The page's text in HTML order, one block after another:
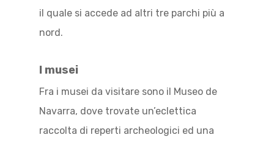
il quale si accede ad altri tre parchi più a
nord.
I musei
Fra i musei da visitare sono il Museo de
Navarra, dove trovate un’eclettica
raccolta di reperti archeologici ed una